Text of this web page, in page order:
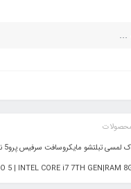
5 | INTEL CORE i7 7TH GEN|RAM